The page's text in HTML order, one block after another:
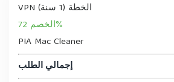
VPN الخطة (1 سنة)
الخصم 72%
PIA Mac Cleaner
إجمالي الطلب